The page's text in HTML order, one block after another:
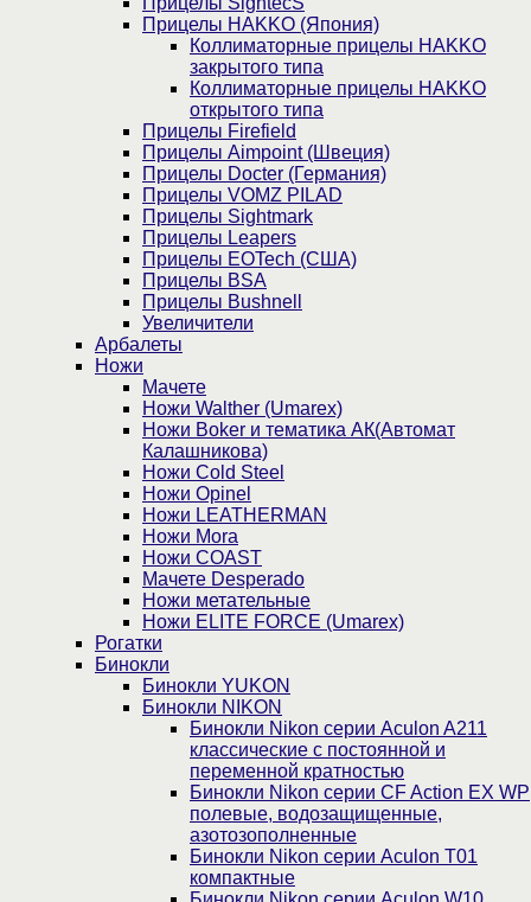
Прицелы HAKKO (Япония)
Коллиматорные прицелы HAKKO
закрытого типа
Коллиматорные прицелы HAKKO
открытого типа
Прицелы Firefield
Прицелы Aimpoint (Швеция)
Прицелы Docter (Германия)
Прицелы VOMZ PILAD
Прицелы Sightmark
Прицелы Leapers
Прицелы EOTech (США)
Прицелы BSA
Прицелы Bushnell
Увеличители
Арбалеты
Ножи
Мачете
Ножи Walther (Umarex)
Ножи Boker и тематика АК(Автомат
Калашникова)
Ножи Cold Steel
Ножи Opinel
Ножи LEATHERMAN
Ножи Mora
Ножи COAST
Мачете Desperado
Ножи метательные
Ножи ELITE FORCE (Umarex)
Рогатки
Бинокли
Бинокли YUKON
Бинокли NIKON
Бинокли Nikon серии Aculon A211
классические с постоянной и
переменной кратностью
Бинокли Nikon серии СF Action EX WP
полевые, водозащищенные,
азотозополненные
Бинокли Nikon серии Aculon T01
компактные